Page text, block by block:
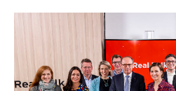
Finlandia
RÖMERQUELLE